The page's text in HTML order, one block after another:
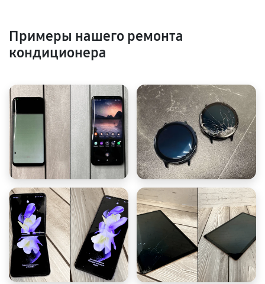
Примеры нашего ремонта
кондиционера